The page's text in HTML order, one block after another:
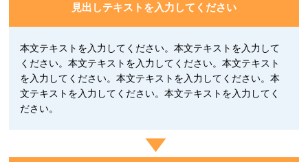
見出しテキストを入力してください
本文テキストを入力してください。本文テキストを入力して
ください。本文テキストを入力してください。本文テキスト
を入力してください。本文テキストを入力してください。本
文テキストを入力してください。本文テキストを入力してく
ださい。